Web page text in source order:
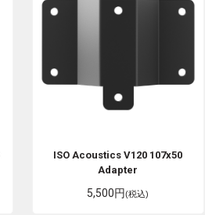
ISO AcousticsV120 107x50
Adapter
5,500円(税込)